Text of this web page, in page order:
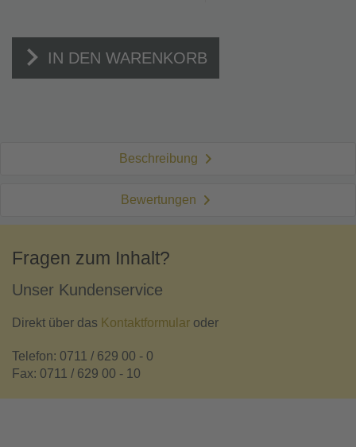
IN DEN WARENKORB
Beschreibung
Bewertungen
Fragen zum Inhalt?
Unser Kundenservice
Direkt über das Kontaktformular oder
Telefon: 0711 / 629 00 - 0
Fax: 0711 / 629 00 - 10